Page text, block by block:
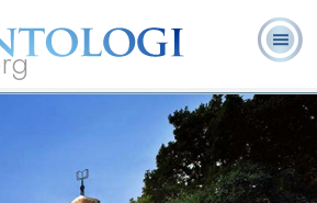
Ofta ställda
frågor
Böcker